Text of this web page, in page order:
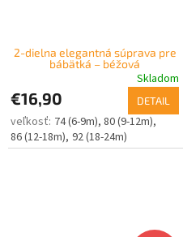
2-dielna elegantná súprava pre
bábätká – béžová
Skladom
€16,90 DETAIL
74 (6-9m) 80 (9-12m)
86 (12-18m) 92 (18-24m)